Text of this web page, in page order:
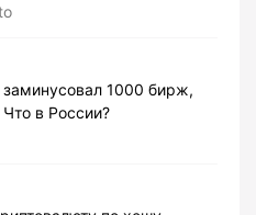
заминусовал 1000 бирж,
в России?